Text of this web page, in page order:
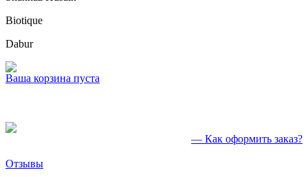
Biotique
Dabur
Ваша корзина пуста
— Как оформить заказ?
Отзывы